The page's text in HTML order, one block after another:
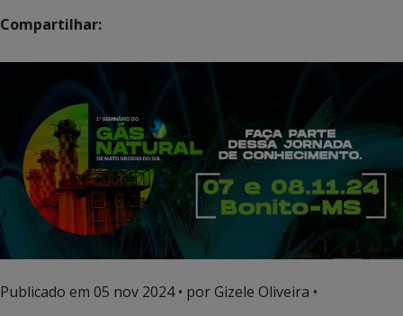
Compartilhar:
Publicado em 05 nov 2024• por Gizele Oliveira •